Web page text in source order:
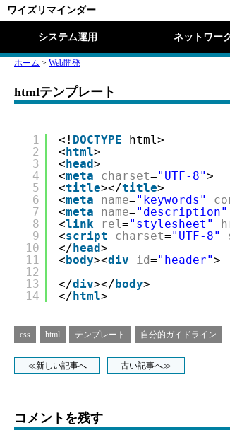
ワイズリマインダー
システム運用 ネットワー
ホーム > Web開発
htmlテンプレート
1
2
3
4
5
6
7
8
9
10
11
12
13
14
<! DOCTYPE
html>
<html>
<head>
<meta charset="UTF-8">
<title></title>
<meta name="keywords"
<meta name="description"
<link rel="stylesheet"
<script charset="UTF-8"
</head>
<body><div id="header">
</div></body>
</html>
css html テンプレート 自分的ガイドライン
≪新しい記事へ 古い記事へ≫
コメントを残す